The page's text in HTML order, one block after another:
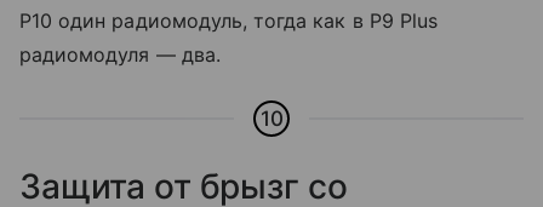
P10 один радиомодуль, тогда как в P9 Plus
радиомодуля — два.
10
Защита от брызг со